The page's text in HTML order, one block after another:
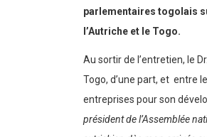
parlementaires togolais
l’Autriche et le Togo.
Au sortir de l’entretien, le
Togo, d’une part, et entre
entreprises pour son
président de l’Assemblée